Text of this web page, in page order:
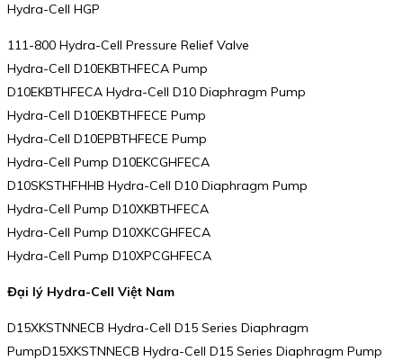
Hydra-Cell HGP
111-800 Hydra-Cell Pressure Relief Valve
Hydra-Cell D10EKBTHFECA Pump
D10EKBTHFECA Hydra-Cell D10 Diaphragm Pump
Hydra-Cell D10EKBTHFECE Pump
Hydra-Cell D10EPBTHFECE Pump
Hydra-Cell Pump D10EKCGHFECA
D10SKSTHFHHB Hydra-Cell D10 Diaphragm Pump
Hydra-Cell Pump D10XKBTHFECA
Hydra-Cell Pump D10XKCGHFECA
Hydra-Cell Pump D10XPCGHFECA
Đại lý Hydra-Cell Việt Nam
D15XKSTNNECB Hydra-Cell D15 Series Diaphragm
PumpD15XKSTNNECB Hydra-Cell D15 Series Diaphragm Pump